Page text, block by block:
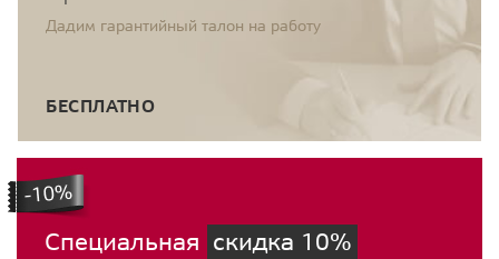
Дадим гарантийный талон на работу
БЕСПЛАТНО
Специальная скидка 10%